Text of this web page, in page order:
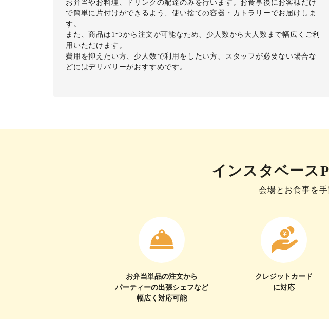
お弁当やお料理、ドリンクの配達のみを行います。お食事後にお客様だけ
で簡単に片付けができるよう、使い捨ての容器・カトラリーでお届けしま
す。
また、商品は1つから注文が可能なため、少人数から大人数まで幅広くご利
用いただけます。
費用を抑えたい方、少人数で利用をしたい方、スタッフが必要ない場合な
どにはデリバリーがおすすめです。
インスタベース
会場とお食事を
お弁当単品の注文から
パーティーの出張シェフなど
幅広く対応可能
クレジットカード
に対応